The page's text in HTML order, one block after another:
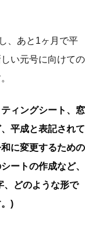
、あと1ヶ月で平
い元号に向けての
ィングシート、窓
平成と表記されて
に変更するための
ートの作成など、
、どのような形で
)